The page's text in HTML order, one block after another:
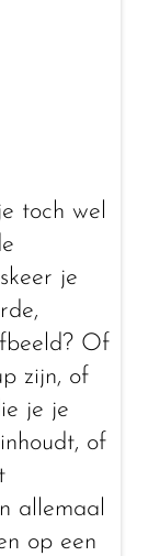
toch wel
je
Of
zijn, of
je je
of
allemaal
op een